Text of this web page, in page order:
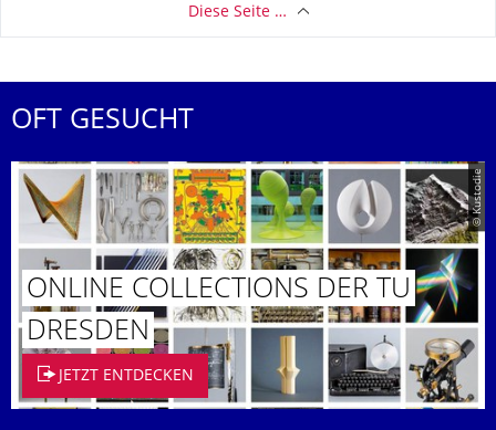
Diese Seite …
OFT GESUCHT
© Kustodie
ONLINE COLLECTIONS DER TU
DRESDEN
JETZT ENTDECKEN